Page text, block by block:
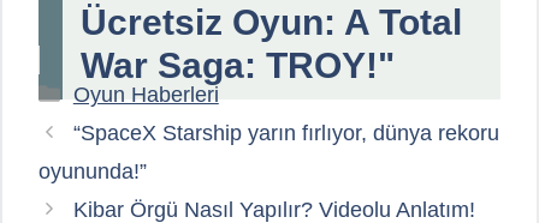
Ücretsiz Oyun: A Total
War Saga: TROY!"
Kategoriler
Oyun Haberleri
“SpaceX Starship yarın fırlıyor, dünya rekoru
oyununda!”
Kibar Örgü Nasıl Yapılır? Videolu Anlatım!